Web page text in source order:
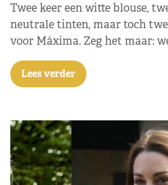
Twee keer een witte blouse,
neutrale tinten, maar toch
voor Máxima. Zeg het maar:
Lees verder